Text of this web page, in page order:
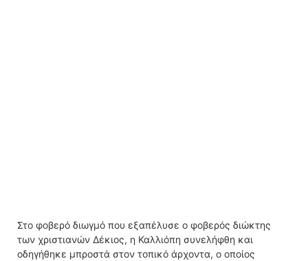
Στο φοβερό διωγμό που εξαπέλυσε ο φοβερός διώκτης
των χριστιανών Δέκιος, η Καλλιόπη συνελήφθη και
οδηγήθηκε μπροστά στον τοπικό άρχοντα, ο οποίος